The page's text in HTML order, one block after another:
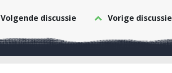
Volgende discussie Vorige discussie